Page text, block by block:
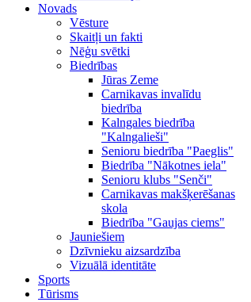
Novads
Vēsture
Skaitļi un fakti
Nēģu svētki
Biedrības
Jūras Zeme
Carnikavas invalīdu
biedrība
Kalngales biedrība
"Kalngalieši"
Senioru biedrība "Paeglis"
Biedrība "Nākotnes iela"
Senioru klubs "Senči"
Carnikavas makšķerēšanas
skola
Biedrība "Gaujas ciems"
Jauniešiem
Dzīvnieku aizsardzība
Vizuālā identitāte
Sports
Tūrisms